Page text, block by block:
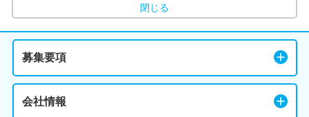
閉じる
募集要項
会社情報